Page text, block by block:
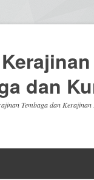
dan
Tembaga dan